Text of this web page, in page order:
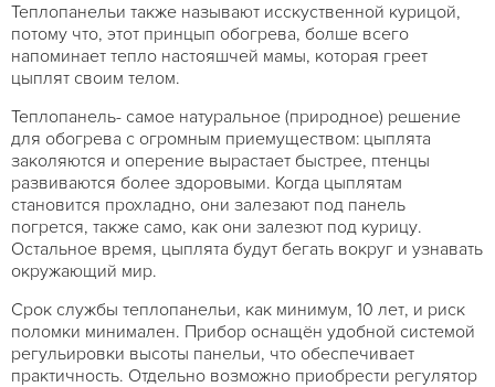
Теплопанельи также называют исскуственной курицой,
потому что, этот принцып обогрева, болше всего
напоминает тепло настояшчей мамы, которая греет
цыплят своим телом.
Теплопанель- самое натуральное (природное) решение
для обогрева с огромным приемуществом: цыплята
заколяются и оперение вырастает быстрее, птенцы
развиваются бoлее здоровыми. Когда цыплятам
становится прохладно, они залезают под панель
погрется, также само, как они залезют под курицу.
Остальное время, цыплята будут бегать вокруг и узнавать
окружающий мир.
Срок службы теплопанельи, как минимум, 10 лет, и риск
поломки минимален. Прибор оснащён удобной системой
регульировки высоты панельи, что обеспечивает
практичность. Отдельно возможно приобрести регулятор